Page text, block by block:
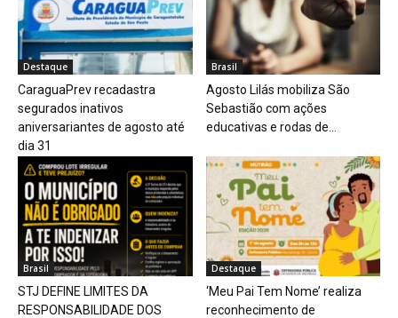
Destaque
CaraguaPrev recadastra
segurados inativos
aniversariantes de agosto até
dia 31
Brasil
Agosto Lilás mobiliza São
Sebastião com ações
educativas e rodas de...
Brasil
STJ DEFINE LIMITES DA
RESPONSABILIDADE DOS
Destaque
‘Meu Pai Tem Nome’ realiza
reconhecimento de